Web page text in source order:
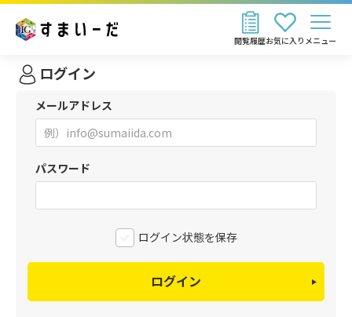
お気に入り
閲覧履歴 メニュー
ログイン
メールアドレス
パスワード
ログイン状態を保存
ログイン